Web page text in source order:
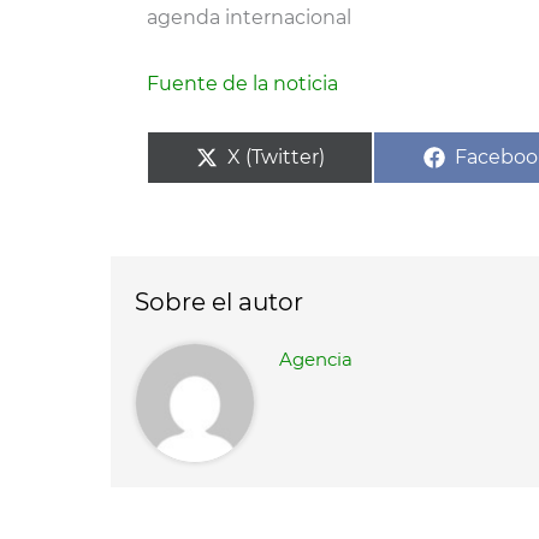
agenda internacional
Fuente de la noticia
Compartir
X (Twitter)
Sobre el autor
Agencia